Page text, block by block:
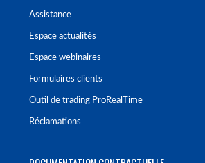
Assistance
Espace actualités
Espace webinaires
Formulaires clients
Outil de trading ProRealTime
Réclamations